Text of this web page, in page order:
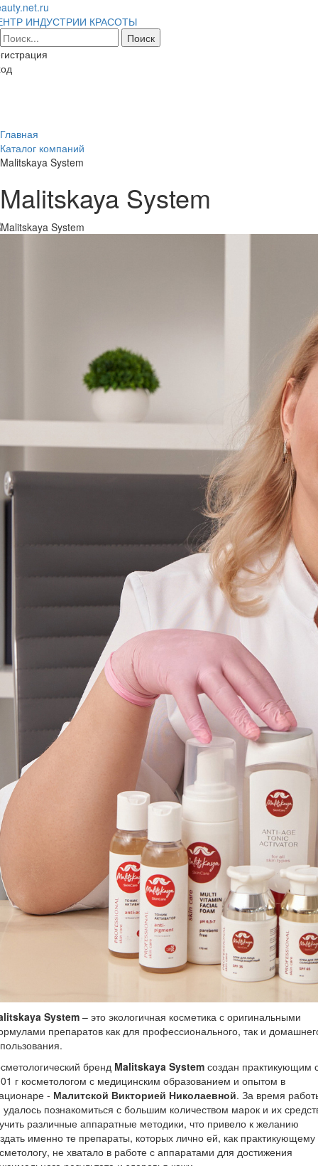
ИНДУСТРИИ КРАСОТЫ
Главная
Каталог компаний
Malitskaya System
Malitskaya System
System – это экологичная косметика с оригинальными
препаратов как для профессионального, так и
бренд Malitskaya System создан практикующим
г косметологом с медицинским образованием и опытом в
- Малитской Викторией Николаевной. За время
удалось познакомиться с большим количеством марок и их
различные аппаратные методики, что привело к желанию
именно те препараты, которых лично ей, как практикующему
не хватало в работе с аппаратами для достижения